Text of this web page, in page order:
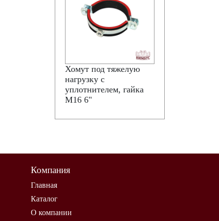
Хомут под тяжелую
нагрузку с
уплотнителем, гайка
М16 6"
Компания
Главная
Каталог
О компании